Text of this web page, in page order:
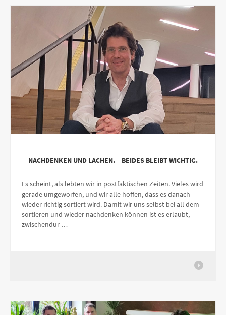
NACHDENKEN UND LACHEN. – BEIDES BLEIBT WICHTIG.
Es scheint, als lebten wir in postfaktischen Zeiten. Vieles wird
gerade umgeworfen, und wir alle hoffen, dass es danach
wieder richtig sortiert wird. Damit wir uns selbst bei all dem
sortieren und wieder nachdenken können ist es erlaubt,
zwischendur …